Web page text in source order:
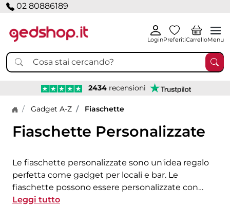
02 80886189
LoginPreferitiCarrelloMenu
2434 recensioni
Home page
Gadget A-Z Fiaschette
Fiaschette Personalizzate
Le fiaschette personalizzate sono un'idea regalo
perfetta come gadget per locali e bar. Le
fiaschette possono essere personalizzate con
loghi o nomi rendendole un omaggio esclusivo e
Leggi tutto